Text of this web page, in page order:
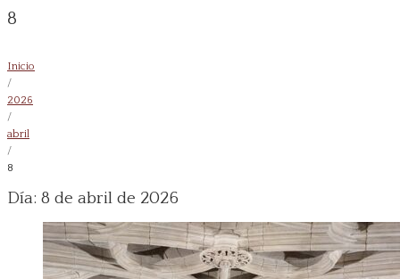
8
Inicio
/
2026
/
abril
/
8
Día: 8 de abril de 2026